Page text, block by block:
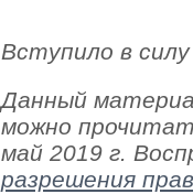
Вступило в
Данный
можно
май 2019 г.
разрешения